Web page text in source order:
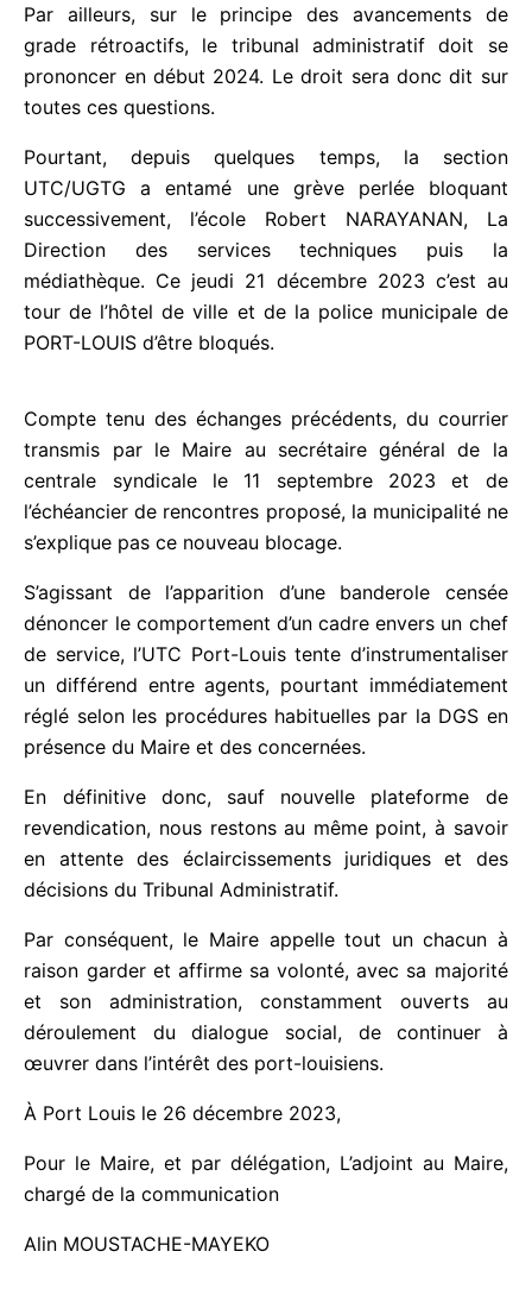
Par ailleurs, sur le principe des avancements de
grade rétroactifs, le tribunal administratif doit se
prononcer en début 2024. Le droit sera donc dit
sur toutes ces questions.
Pourtant, depuis quelques temps, la section
UTC/UGTG a entamé une grève perlée bloquant
successivement, l’école Robert NARAYANAN, La
Direction des services techniques puis la
médiathèque. Ce jeudi 21 décembre 2023 c’est au
tour de l’hôtel de ville et de la police municipale de
PORT-LOUIS d’être bloqués.
Compte tenu des échanges précédents, du courrier
transmis par le Maire au secrétaire général de la
centrale syndicale le 11 septembre 2023 et de
l’échéancier de rencontres proposé, la municipalité
ne s’explique pas ce nouveau blocage.
S’agissant de l’apparition d’une banderole censée
dénoncer le comportement d’un cadre envers un
chef de service, l’UTC Port-Louis tente
d’instrumentaliser un différend entre agents,
pourtant immédiatement réglé selon les
procédures habituelles par la DGS en présence du
En définitive donc, sauf nouvelle plateforme de
revendication, nous restons au même point, à
savoir en attente des éclaircissements juridiques et
Par conséquent, le Maire appelle tout un chacun à
raison garder et affirme sa volonté, avec sa
majorité et son administration, constamment
ouverts au déroulement du dialogue social, de
louisiens.
À Port Louis le 26 décembre 2023,
chargé de la communication